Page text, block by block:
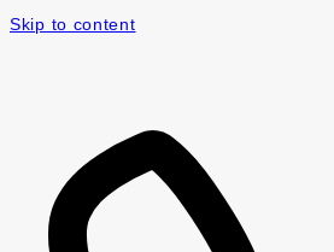
Skip to content